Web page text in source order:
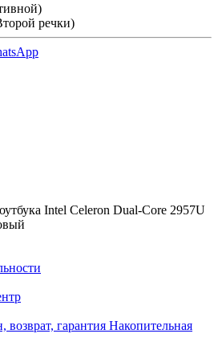
речки)
Intel Celeron Dual-Core 2957U
возврат, гарантия Накопительная